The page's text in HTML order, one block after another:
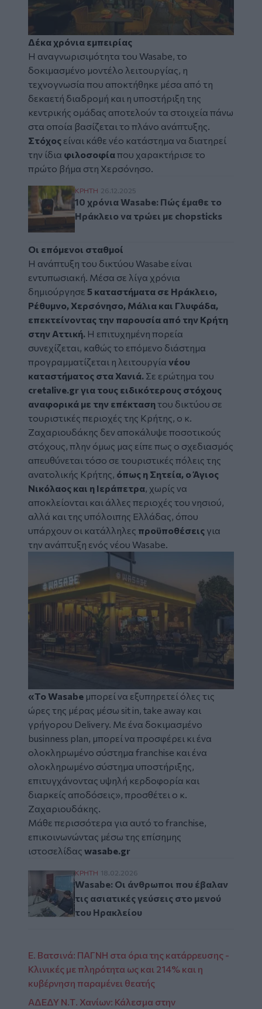
Δέκα χρόνια εμπειρίας
Η αναγνωρισιμότητα του Wasabe, το
δοκιμασμένο μοντέλο λειτουργίας, η
τεχνογνωσία που αποκτήθηκε μέσα από τη
δεκαετή διαδρομή και η υποστήριξη της
κεντρικής ομάδας αποτελούν τα στοιχεία πάνω
στα οποία βασίζεται το πλάνο ανάπτυξης.
Στόχος είναι κάθε νέο κατάστημα να διατηρεί
την ίδια φιλοσοφίαπου χαρακτήρισε το
πρώτο βήμα στη Χερσόνησο.
10 χρόνια Wasabe: Πώς έμαθε το
ΚΡΗΤΗ 26.12.2025
10 χρόνια Wasabe: Πώς έμαθε το
Ηράκλειο να τρώει με chopsticks
Οι επόμενοι σταθμοί
Η ανάπτυξη του δικτύου Wasabe είναι
εντυπωσιακή. Μέσα σε λίγα χρόνια
δημιούργησε 5 καταστήματα σε Ηράκλειο,
Ρέθυμνο, Χερσόνησο, Μάλια και Γλυφάδα,
επεκτείνοντας την παρουσία από την Κρήτη
στην Αττική. Η επιτυχημένη πορεία
συνεχίζεται, καθώς το επόμενο διάστημα
προγραμματίζεται η λειτουργία νέου
καταστήματος στα Χανιά. Σε ερώτημα του
cretalive.gr για τους ειδικότερους στόχους
αναφορικά με την επέκτασητου δικτύου σε
τουριστικές περιοχές της Κρήτης, ο κ.
Ζαχαριουδάκης δεν αποκάλυψε ποσοτικούς
στόχους, πλην όμως μας είπε πως ο σχεδιασμός
απευθύνεται τόσο σε τουριστικές πόλεις της
ανατολικής Κρήτης, όπως η Σητεία, ο Άγιος
Νικόλαος και η Ιεράπετρα, χωρίς να
αποκλείονται και άλλες περιοχές του νησιού,
αλλά και της υπόλοιπης Ελλάδας, όπου
υπάρχουν οι κατάλληλες προϋποθέσεις για
την ανάπτυξη ενός νέου Wasabe.
«Το Wasabe μπορεί να εξυπηρετεί όλες τις
ώρες της μέρας μέσω sit in, take away και
γρήγορου Delivery. Με ένα δοκιμασμένο
businness plan, μπορεί να προσφέρει κι ένα
ολοκληρωμένο σύστημα franchise και ένα
ολοκληρωμένο σύστημα υποστήριξης,
επιτυγχάνοντας υψηλή κερδοφορία και
διαρκείς αποδόσεις», προσθέτει ο κ.
Ζαχαριουδάκης.
Μάθε περισσότερα για αυτό το franchise,
επικοινωνώντας μέσω της επίσημης
ιστοσελίδας wasabe.gr
Wasabe: Οι άνθρωποι που έβαλαν τις
ΚΡΗΤΗ 18.02.2026
Wasabe: Οι άνθρωποι που έβαλαν
τις ασιατικές γεύσεις στο μενού
του Ηρακλείου
Ε. Βατσινά: ΠΑΓΝΗ στα όρια της κατάρρευσης -
Κλινικές με πληρότητα ως και 214% και η
κυβέρνηση παραμένει θεατής
ΑΔΕΔΥ Ν.Τ. Χανίων: Κάλεσμα στην